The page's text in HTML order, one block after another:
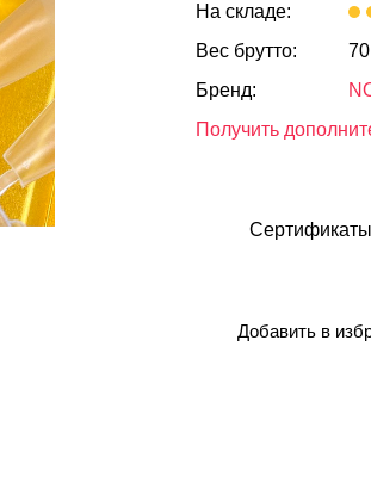
На складе:
Вес брутто:
Бренд:
Получить
Добавить в